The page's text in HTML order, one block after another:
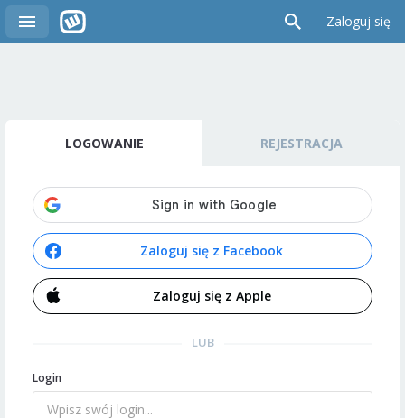
Zaloguj się
LOGOWANIE REJESTRACJA
Zaloguj się z Facebook
Zaloguj się z Apple
LUB
Login